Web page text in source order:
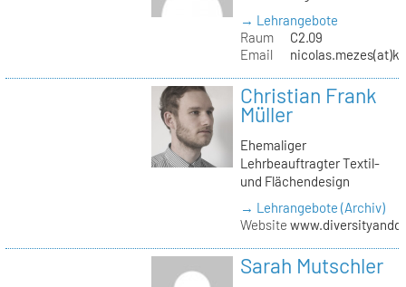
→ Lehrangebote
Raum
C2.09
Email
Christian Frank
Müller
Ehemaliger
Lehrbeauftragter Textil-
und Flächendesign
→ Lehrangebote (Archiv)
Website
Sarah Mutschler